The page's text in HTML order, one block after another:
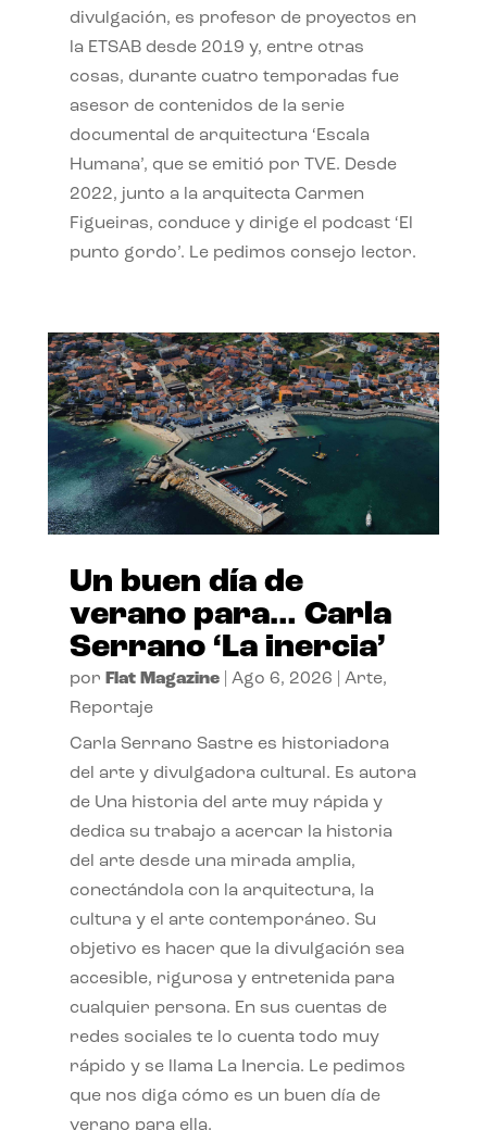
divulgación, es profesor de proyectos en
la ETSAB desde 2019 y, entre otras
cosas, durante cuatro temporadas fue
asesor de contenidos de la serie
documental de arquitectura ‘Escala
Humana’, que se emitió por TVE. Desde
2022, junto a la arquitecta Carmen
Figueiras, conduce y dirige el podcast ‘El
punto gordo’. Le pedimos consejo lector.
Un buen día de
verano para… Carla
Serrano ‘La inercia’
por Flat Magazine| Ago 6, 2026 Arte,
Reportaje
Carla Serrano Sastre es historiadora
del arte y divulgadora cultural. Es autora
de Una historia del arte muy rápida y
dedica su trabajo a acercar la historia
del arte desde una mirada amplia,
conectándola con la arquitectura, la
cultura y el arte contemporáneo. Su
objetivo es hacer que la divulgación sea
accesible, rigurosa y entretenida para
cualquier persona. En sus cuentas de
redes sociales te lo cuenta todo muy
rápido y se llama La Inercia. Le pedimos
que nos diga cómo es un buen día de
verano para ella.